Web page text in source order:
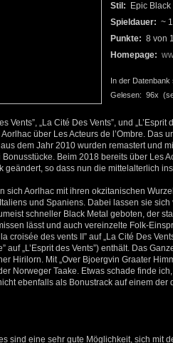
Stil: Epic Black
Spieldauer: ~
Punkte: 8 von
Homepage:
In der Datenbank
Gelesen: 96x
Vents”, „La Cité Des Vents”, und
über Les Acteurs de l’Ombre. Das
aus dem Jahr 2010 wurden remastert und
Beim 2018 bereits über Les
geändert, so dass nun die mittelalterlich
sich Aorlhac mit ihren okzitanischen
und Spaniens. Dabei lassen sie
schneller Black Metal geboten, der
lässt und auch vereinzelte Folk-
la croisée des vents II” auf „La Cité Des
auf „L’Esprit des Vents”) enthält. Das
Hirilorn. Mit „Over Bjoergvin Graater
Norweger Taake. Etwas schade finde
ebenfalls als Bonustrack auf einem
sind eine sehr gute Möglichkeit, sich mit